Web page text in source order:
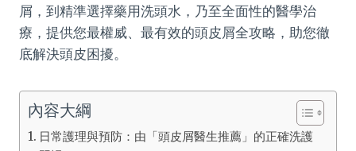
屑，到精準選擇藥用洗頭水，乃至全面性的醫學治
療，提供您最權威、最有效的頭皮屑全攻略，助您徹
底解決頭皮困擾。
內容大綱
日常護理與預防：由「頭皮屑醫生推薦」的正確洗護